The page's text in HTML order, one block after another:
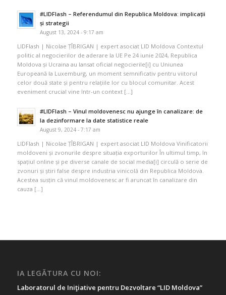
#LIDFlash – Referendumul din Republica Moldova: implicații
și strategii
August 13, 2024 - 9:17 am
LIDFlash | Nicolae ȚÎBRIGAN | expert asociat LID Moldova Contextul
politic al negocierilor de aderare la UE Pe 24 iunie 2024, Republica
Moldova și Ucraina au lansat oficial negocierile[i] cu Uniunea
Europeană la Luxemburg, un moment semnificativ pentru viitorul
celor două state și pentru relațiile lor cu blocul comunitar. Acest
eveniment crucial vine într-un context […]
#LIDFlash – Vinul moldovenesc nu ajunge în canalizare: de
la dezinformare la date statistice reale
August 9, 2024 - 7:17 am
LIDFlash | Nicolae ȚÎBRIGAN | expert asociat LID Moldova Vinificatorii
moldoveni și zvonurile despre situația exporturilor În ultimul timp, în
spațiul online și pe diverse canale de social media[i] circulă o serie de
zvonuri și știri false despre industria vinicolă din Republica Moldova.
Acestea susțin că vinul moldovenesc ar fi aruncat în canalizare din
cauza […]
IA LEGĂTURA CU NOI:
Laboratorul de Iniţiative pentru Dezvoltare “LID Moldova”